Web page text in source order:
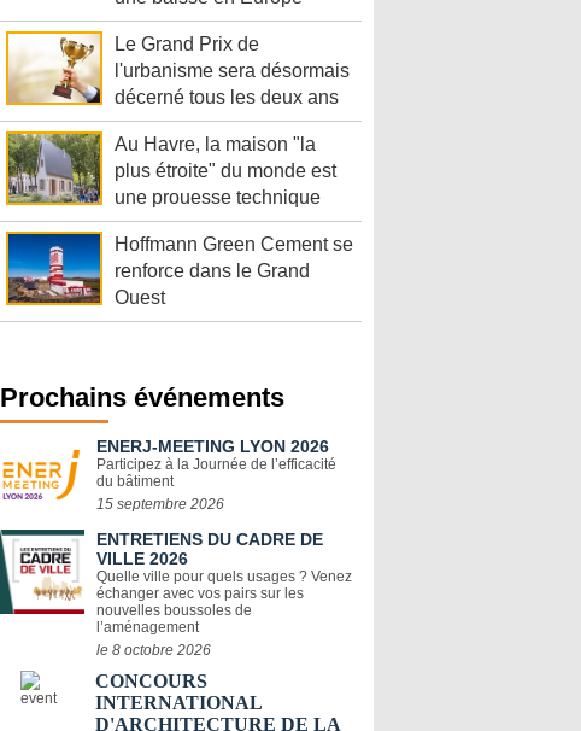
Le Grand Prix de
l'urbanisme sera désormais
décerné tous les deux ans
Au Havre, la maison "la
plus étroite" du monde est
une prouesse technique
Hoffmann Green Cement se
renforce dans le Grand
Ouest
Prochains événements
ENERJ-MEETING LYON 2026
Participez à la Journée de l’efficacité
du bâtiment
15 septembre 2026
ENTRETIENS DU CADRE DE
VILLE 2026
Quelle ville pour quels usages ? Venez
échanger avec vos pairs sur les
nouvelles boussoles de
l’aménagement
le 8 octobre 2026
CONCOURS
INTERNATIONAL
D'ARCHITECTURE DE LA